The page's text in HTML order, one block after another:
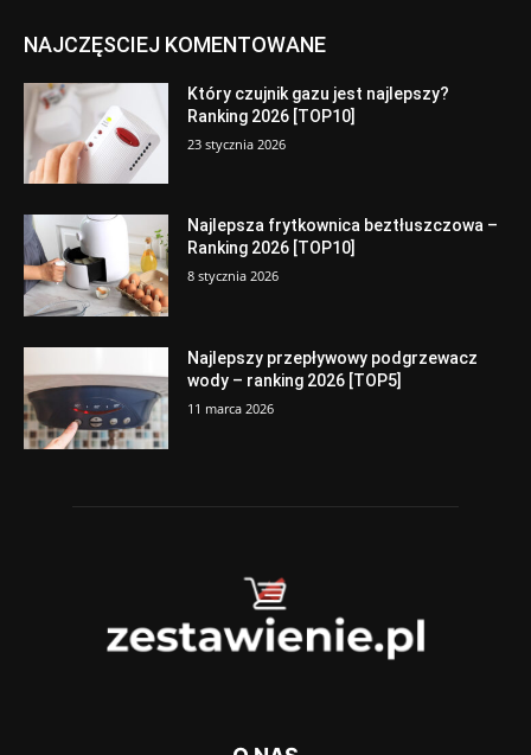
NAJCZĘSCIEJ KOMENTOWANE
Który czujnik gazu jest najlepszy?
Ranking 2026 [TOP10]
23 stycznia 2026
Najlepsza frytkownica beztłuszczowa –
Ranking 2026 [TOP10]
8 stycznia 2026
Najlepszy przepływowy podgrzewacz
wody – ranking 2026 [TOP5]
11 marca 2026